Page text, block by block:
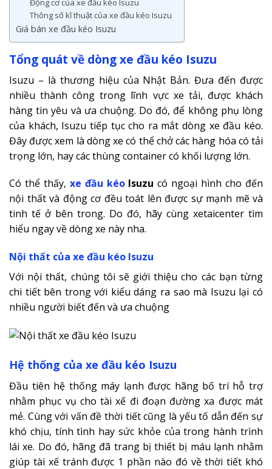
Động cơ của xe đầu kéo Isuzu
Thông số kĩ thuật của xe đầu kéo Isuzu
Giá bán xe đầu kéo Isuzu
Tổng quát về dòng xe đầu kéo Isuzu
Isuzu – là thương hiệu của Nhật Bản. Đưa đến được
nhiều thành công trong lĩnh vực xe tải, được khách
hàng tin yêu và ưa chuộng. Do đó, để không phụ lòng
của khách, Isuzu tiếp tục cho ra mắt dòng xe đầu kéo.
Đây được xem là dòng xe có thể chở các hàng hóa có tải
trọng lớn, hay các thùng container có khối lượng lớn.
Có thể thấy, xe đầu kéoIsuzu có ngoại hình cho đến
nội thất và động cơ đều toát lên được sự mạnh mẽ và
tinh tế ở bên trong. Do đó, hãy cùng xetaicenter tìm
hiểu ngay về dòng xe này nha.
Nội thất của xe đầu kéo Isuzu
Với nội thất, chúng tôi sẽ giới thiệu cho các bạn từng
chi tiết bên trong với kiểu dáng ra sao mà Isuzu lại có
nhiều người biết đến và ưa chuộng
Hệ thống của xe đầu kéo Isuzu
Đầu tiên hệ thống máy lạnh được hãng bố trí hỗ trợ
nhằm phục vụ cho tài xế đi đoạn đường xa được mát
mẻ. Cùng với vấn đề thời tiết cũng là yếu tố dẫn đến sự
khó chịu, tính tình hay sức khỏe của trong hành trình
lái xe. Do đó, hãng đã trang bị thiết bị máu lạnh nhằm
giúp tài xế tránh được 1 phần nào đó về thời tiết khó